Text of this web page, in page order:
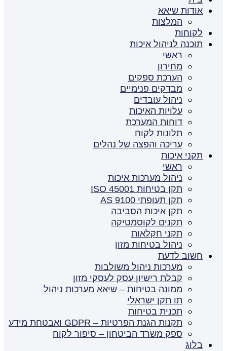
אודות שיאא
המלצות
לקוחות
תוכנה לניהול איכות
ראשי
מחירון
הערכת ספקים
מבדקים פנימיים
ניהול עובדים
עלויות האיכות
דוחות המערכת
תלונות לקוח
עריכה והפצה של נהלים
תקני איכות
ראשי
ניהול מערכות איכות
תקן בטיחות ISO 45001
תקן תעופתי AS 9100
תקן איכות הסביבה
תקנים לקוסמטיקה
תקני חקלאות
ניהול בטיחות מזון
חשוב לדעת
מערכות ניהול משולבות
קבלת רישיון עסק לעסקי מזון
ממונה בטיחות – שיאא מערכות ניהול
תו תקן ישראלי
תכנית בטיחות
תקנות הגנת הפרטיות – GDPR ואבטחת מידע
ספק משרד הביטחון – סיפור לקוח
בלוג